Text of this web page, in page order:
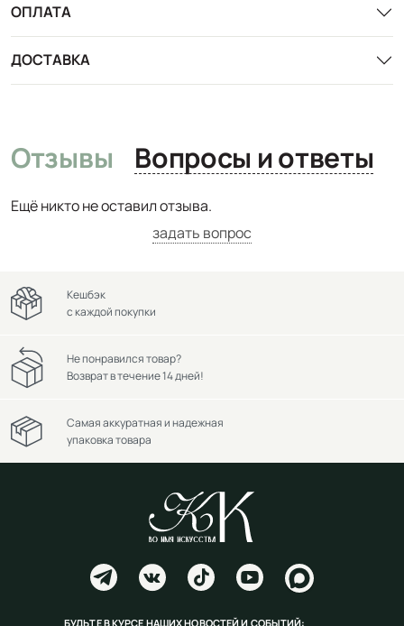
ОПЛАТА
ДОСТАВКА
Отзывы Вопросы и ответы
Ещё никто не оставил отзыва.
задать вопрос
Кешбэк
с каждой покупки
Не понравился товар?
Возврат в течение 14 дней!
Самая аккуратная и надежная
упаковка товара
БУДЬТЕ В КУРСЕ НАШИХ НОВОСТЕЙ И СОБЫТИЙ: